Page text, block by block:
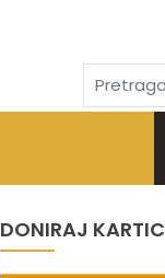
DONIRAJ